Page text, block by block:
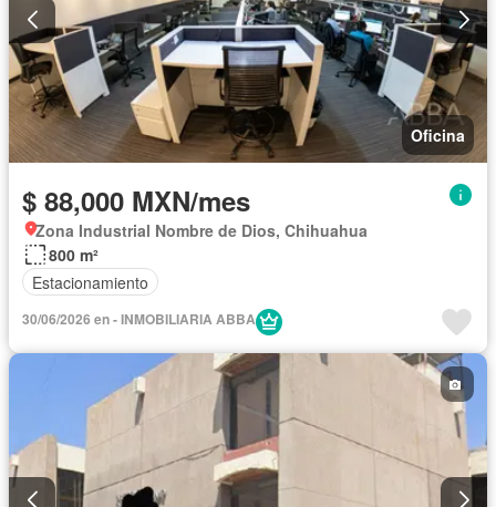
Oficina
$ 88,000 MXN/mes
Zona Industrial Nombre de Dios, Chihuahua
800 m²
Estacionamiento
30/06/2026 en - INMOBILIARIA ABBA